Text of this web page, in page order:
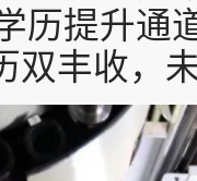
历提升通
双丰收，